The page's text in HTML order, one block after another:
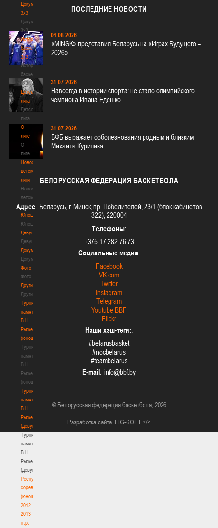
Документы
3х3
Документы
3х3
История
баскетбола
3х3
История
баскетбола
3х3
Детская
лига
Детская
лига
О
лиге
О
лиге
Новости
детской
лиги
Новости
детской
лиги
Юноши
Юноши
Девушки
Девушки
Документы
Документы
Фото
Фото
Другие
Другие
Турнир
памяти
В.Н.
Рыженкова
(юноши)
Турнир
памяти
В.Н.
Рыженкова
(юноши)
Турнир
памяти
В.Н.
Рыженкова
(девушки)
Турнир
памяти
В.Н.
Рыженкова
(девушки)
Республиканские
соревнования
(юноши)
2012-
2013
гг.р.
ПОСЛЕДНИЕ НОВОСТИ
04.08.2026
«MINSK» представил Беларусь на «Играх Будущего –
2026»
31.07.2026
Навсегда в истории спорта: не стало олимпийского
чемпиона Ивана Едешко
31.07.2026
БФБ выражает соболезнования родным и близким
Михаила Курилика
БЕЛОРУССКАЯ ФЕДЕРАЦИЯ БАСКЕТБОЛА
Адрес: Беларусь, г. Минск, пр. Победителей, 23/1 (блок кабинетов
322), 220004
Телефоны:
+375 17 282 76 73
Социальные медиа:
Facebook
VK.com
Twitter
Instagram
Telegram
Youtube BBF
Flickr
Наши хэш-теги::
#belarusbasket
#nocbelarus
#teambelarus
E-mail :
© Белорусская федерация баскетбола, 2026
Разработка сайта ITG-SOFT </>